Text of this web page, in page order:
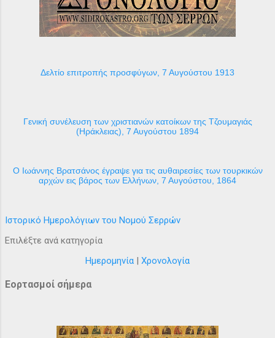
Δελτίο επιτροπής προσφύγων, 7 Αυγούστου 1913
Γενική συνέλευση των χριστιανών κατοίκων της Τζουμαγιάς
(Ηράκλειας), 7 Αυγούστου 1894
Ο Ιωάννης Βρατσάνος έγραψε για τις αυθαιρεσίες των τουρκικών
αρχών εις βάρος των Ελλήνων, 7 Αυγούστου, 1864
Ιστορικό Ημερολόγιων του Νομού Σερρών
Επιλέξτε ανά κατηγορία
Ημερομηνία | Χρονολογία
Εορτασμοί σήμερα